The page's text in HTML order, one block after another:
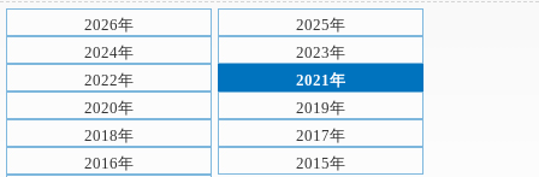
2026年
2025年
2024年
2023年
2022年
2021年
2020年
2019年
2018年
2017年
2016年
2015年